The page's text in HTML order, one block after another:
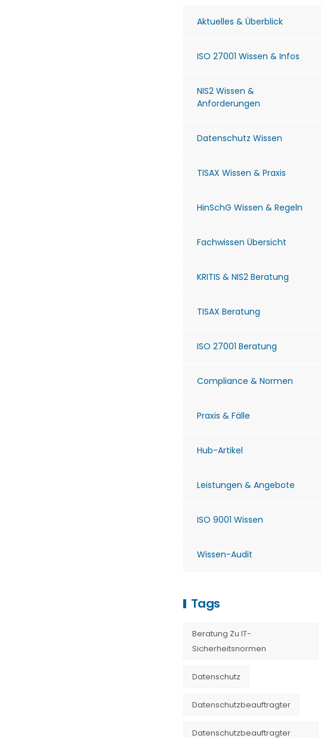
Aktuelles & Überblick
ISO 27001 Wissen & Infos
NIS2 Wissen &
Anforderungen
Datenschutz Wissen
TISAX Wissen & Praxis
HinSchG Wissen & Regeln
Fachwissen Übersicht
KRITIS & NIS2 Beratung
TISAX Beratung
ISO 27001 Beratung
Compliance & Normen
Praxis & Fälle
Hub-Artikel
Leistungen & Angebote
ISO 9001 Wissen
Wissen-Audit
Tags
Beratung Zu IT-
Sicherheitsnormen
Datenschutz
Datenschutzbeauftragter
Datenschutzbeauftragter